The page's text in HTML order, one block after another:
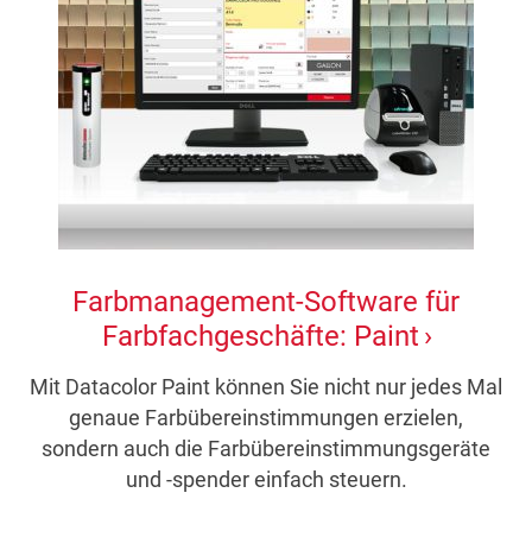
Farbmanagement-Software für
Farbfachgeschäfte: Paint
Mit Datacolor Paint können Sie nicht nur jedes Mal
genaue Farbübereinstimmungen erzielen,
sondern auch die Farbübereinstimmungsgeräte
und -spender einfach steuern.